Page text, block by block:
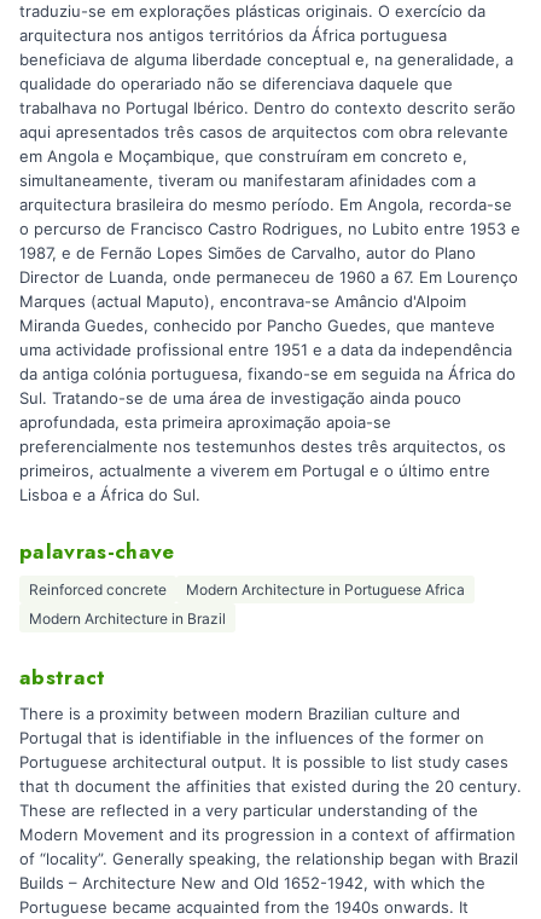
traduziu-se em explorações plásticas originais. O exercício da
arquitectura nos antigos territórios da África portuguesa
beneficiava de alguma liberdade conceptual e, na generalidade, a
qualidade do operariado não se diferenciava daquele que
trabalhava no Portugal Ibérico. Dentro do contexto descrito serão
aqui apresentados três casos de arquitectos com obra relevante
em Angola e Moçambique, que construíram em concreto e,
simultaneamente, tiveram ou manifestaram afinidades com a
arquitectura brasileira do mesmo período. Em Angola, recorda-se
o percurso de Francisco Castro Rodrigues, no Lubito entre 1953 e
1987, e de Fernão Lopes Simões de Carvalho, autor do Plano
Director de Luanda, onde permaneceu de 1960 a 67. Em Lourenço
Marques (actual Maputo), encontrava-se Amâncio d'Alpoim
Miranda Guedes, conhecido por Pancho Guedes, que manteve
uma actividade profissional entre 1951 e a data da independência
da antiga colónia portuguesa, fixando-se em seguida na África do
Sul. Tratando-se de uma área de investigação ainda pouco
aprofundada, esta primeira aproximação apoia-se
preferencialmente nos testemunhos destes três arquitectos, os
primeiros, actualmente a viverem em Portugal e o último entre
Lisboa e a África do Sul.
palavras-chave
Reinforced concrete
Modern Architecture in Portuguese Africa
Modern Architecture in Brazil
abstract
There is a proximity between modern Brazilian culture and
Portugal that is identifiable in the influences of the former on
Portuguese architectural output. It is possible to list study cases
that th document the affinities that existed during the 20 century.
These are reflected in a very particular understanding of the
Modern Movement and its progression in a context of affirmation
of “locality”. Generally speaking, the relationship began with Brazil
Builds – Architecture New and Old 1652-1942, with which the
Portuguese became acquainted from the 1940s onwards. It